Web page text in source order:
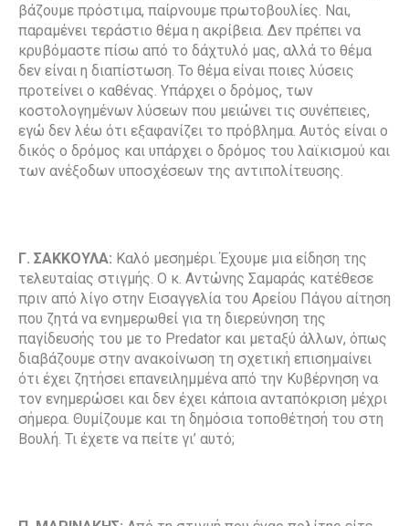
βάζουμε πρόστιμα, παίρνουμε πρωτοβουλίες. Ναι,
παραμένει τεράστιο θέμα η ακρίβεια. Δεν πρέπει να
κρυβόμαστε πίσω από το δάχτυλό μας, αλλά το θέμα
δεν είναι η διαπίστωση. Το θέμα είναι ποιες λύσεις
προτείνει ο καθένας. Υπάρχει ο δρόμος, των
κοστολογημένων λύσεων που μειώνει τις συνέπειες,
εγώ δεν λέω ότι εξαφανίζει το πρόβλημα. Αυτός είναι ο
δικός ο δρόμος και υπάρχει ο δρόμος του λαϊκισμού και
των ανέξοδων υποσχέσεων της αντιπολίτευσης.
Γ. ΣΑΚΚΟΥΛΑ: Καλό μεσημέρι. Έχουμε μια είδηση της
τελευταίας στιγμής. Ο κ. Αντώνης Σαμαράς κατέθεσε
πριν από λίγο στην Εισαγγελία του Αρείου Πάγου αίτηση
που ζητά να ενημερωθεί για τη διερεύνηση της
παγίδευσής του με το Predator και μεταξύ άλλων, όπως
διαβάζουμε στην ανακοίνωση τη σχετική επισημαίνει
ότι έχει ζητήσει επανειλημμένα από την Κυβέρνηση να
τον ενημερώσει και δεν έχει κάποια ανταπόκριση μέχρι
σήμερα. Θυμίζουμε και τη δημόσια τοποθέτησή του στη
Βουλή. Τι έχετε να πείτε γι’ αυτό;